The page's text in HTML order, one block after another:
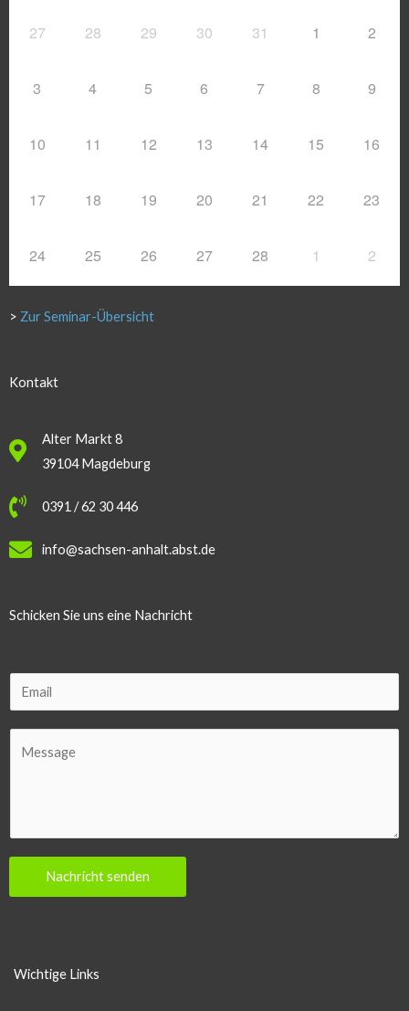
27 28 29 30 31 1 2
3 4 5 6 7 8 9
10 11 12 13 14 15 16
17 18 19 20 21 22 23
24 25 26 27 28 1 2
> Zur Seminar-Übersicht
Kontakt
Alter Markt 8
39104 Magdeburg
0391 / 62 30 446
info@sachsen-anhalt.abst.de
Schicken Sie uns eine Nachricht
m
a
e
n
Nachricht senden
Wichtige Links